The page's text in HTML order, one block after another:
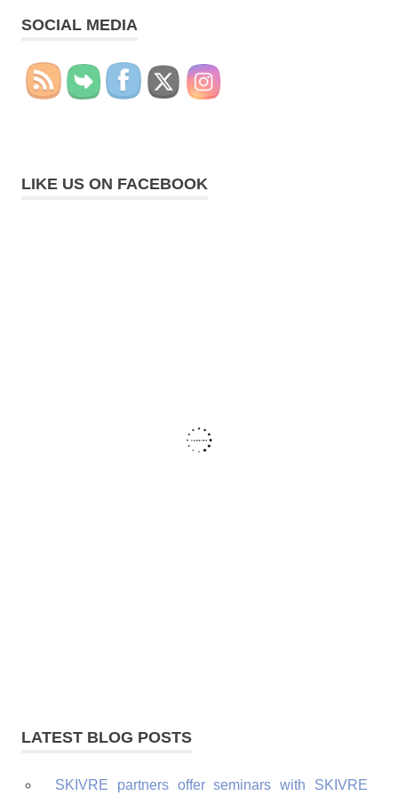
SOCIAL MEDIA
LIKE US ON FACEBOOK
LATEST BLOG POSTS
SKIVRE partners offer seminars with SKIVRE